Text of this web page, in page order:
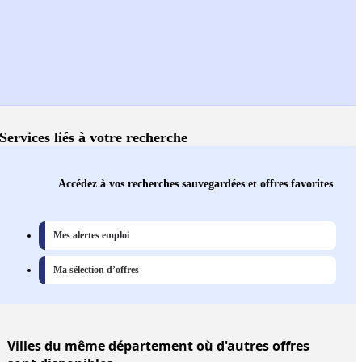
Services liés à votre recherche
Accédez à vos recherches sauvegardées et offres favorites
Mes alertes emploi
Ma sélection d’offres
Villesdu même département où d'autres offres